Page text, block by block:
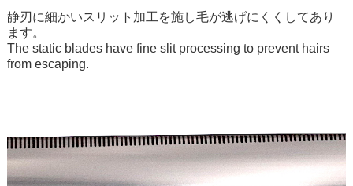
静刃に細かいスリット加工を施し毛が逃げにくくしてあり
ます。
The static blades have fine slit processing to prevent hairs
from escaping.